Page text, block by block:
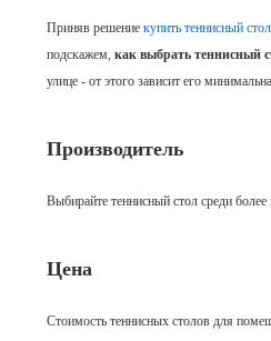
Приняв решение купить теннисный стол
подскажем, как выбрать теннисный
улице - от этого зависит его
Производитель
Выбирайте теннисный стол среди
Цена
Стоимость теннисных столов для